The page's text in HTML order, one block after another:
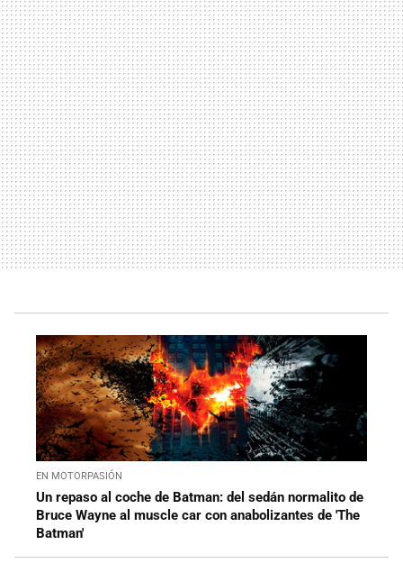
EN MOTORPASIÓN
Un repaso al coche de Batman: del sedán normalito de
Bruce Wayne al muscle car con anabolizantes de 'The
Batman'